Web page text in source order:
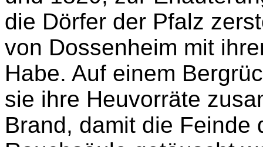
die Dörfer der Pfalz
von Dossenheim mit
Habe. Auf einem
sie ihre Heuvorräte
Brand, damit die Feinde